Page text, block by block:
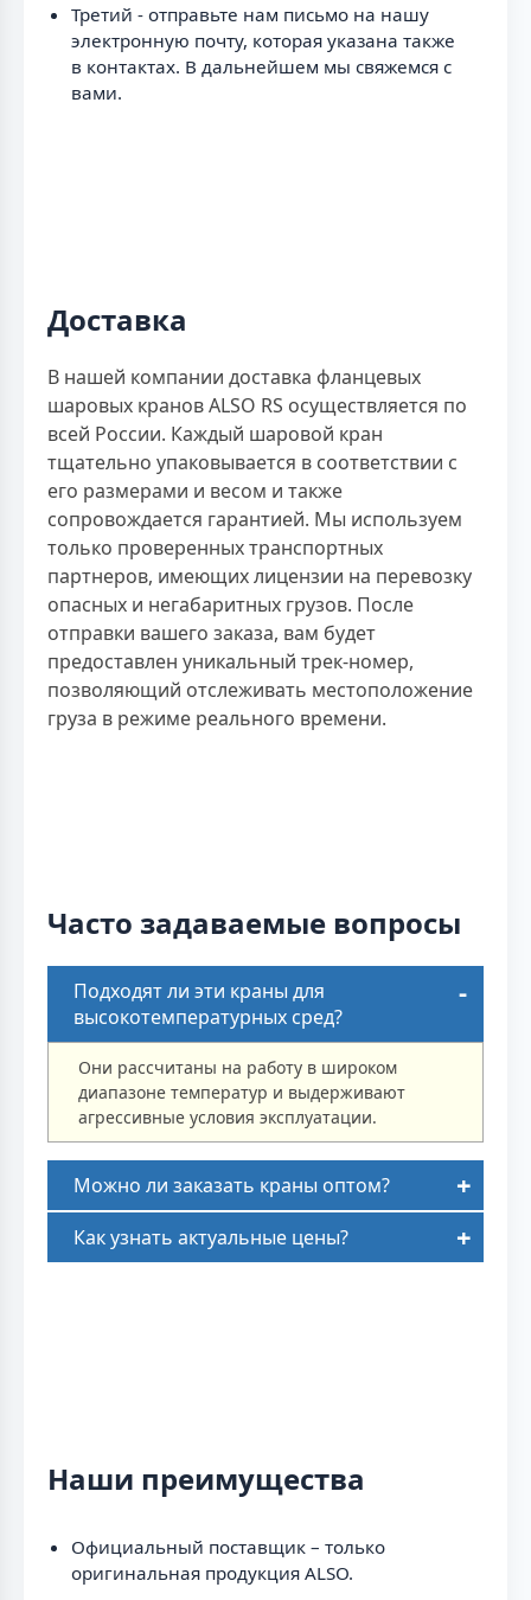
Третий - отправьте нам письмо на нашу
электронную почту, которая указана также
в контактах. В дальнейшем мы свяжемся с
вами.
Доставка
В нашей компании доставка фланцевых
шаровых кранов ALSO RS осуществляется по
всей России. Каждый шаровой кран
тщательно упаковывается в соответствии с
его размерами и весом и также
сопровождается гарантией. Мы используем
только проверенных транспортных
партнеров, имеющих лицензии на перевозку
опасных и негабаритных грузов. После
отправки вашего заказа, вам будет
предоставлен уникальный трек-номер,
позволяющий отслеживать местоположение
груза в режиме реального времени.
Часто задаваемые вопросы
Подходят ли эти краны для
высокотемпературных сред?
Они рассчитаны на работу в широком
диапазоне температур и выдерживают
агрессивные условия эксплуатации.
Можно ли заказать краны оптом?
Как узнать актуальные цены?
Наши преимущества
Официальный поставщик – только
оригинальная продукция ALSO.